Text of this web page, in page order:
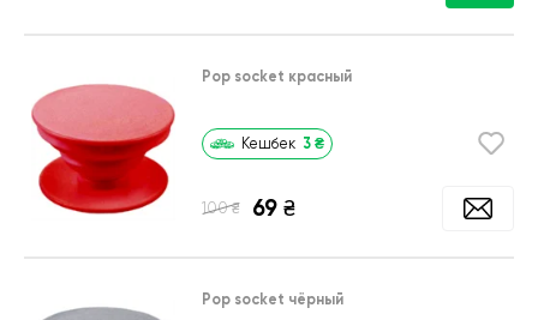
Pop socket красный
Кешбек 3 ₴
100 ₴ 69 ₴
Pop socket чёрный